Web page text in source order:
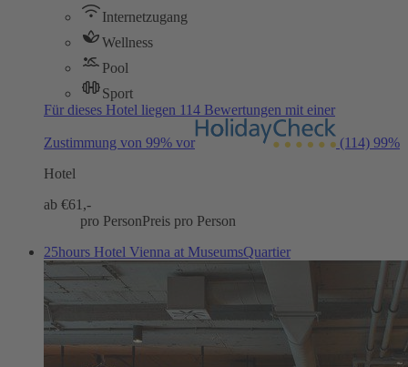
Internetzugang
Wellness
Pool
Sport
Für dieses Hotel liegen 114 Bewertungen mit einer
Zustimmung von 99% vor (114) 99%
Hotel
ab €61,-
pro PersonPreis pro Person
25hours Hotel Vienna at MuseumsQuartier